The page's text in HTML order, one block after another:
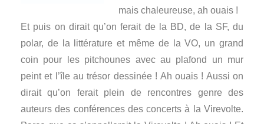
mais chaleureuse, ah ouais !
Et puis on dirait qu’on ferait de la BD, de la SF, du
polar, de la littérature et même de la VO, un grand
coin pour les pitchounes avec au plafond un mur
peint et l’île au trésor dessinée ! Ah ouais ! Aussi on
dirait qu’on ferait plein de rencontres genre des
auteurs des conférences des concerts à la Virevolte.